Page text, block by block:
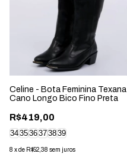
Celine - Bota Feminina Texana
Cano Longo Bico Fino Preta
R$419,00
343536373839
8 xde R$52,38 sem juros